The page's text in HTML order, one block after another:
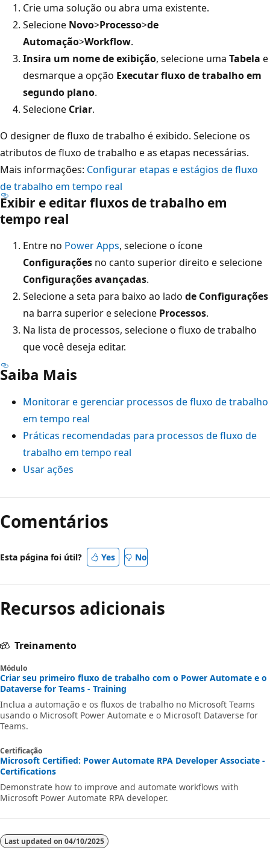
Crie uma solução ou abra uma existente.
Selecione Novo>Processo>de
Automação>Workflow.
Insira um nome de exibição, selecione uma Tabela e
desmarque a opção Executar fluxo de trabalho em
segundo plano.
Selecione Criar.
O designer de fluxo de trabalho é exibido. Selecione os
atributos de fluxo de trabalho e as etapas necessárias.
Mais informações: Configurar etapas e estágios de fluxo
de trabalho em tempo real
Exibir e editar fluxos de trabalho em
tempo real
Entre no Power Apps, selecione o ícone
Configurações no canto superior direito e selecione
Configurações avançadas.
Selecione a seta para baixo ao lado de Configurações
na barra superior e selecione Processos.
Na lista de processos, selecione o fluxo de trabalho
que você deseja editar.
Saiba Mais
Monitorar e gerenciar processos de fluxo de trabalho
em tempo real
Práticas recomendadas para processos de fluxo de
trabalho em tempo real
Usar ações
Modo
de
leitura
Comentários
Esta página foi útil? Yes No
Recursos adicionais
Treinamento
Módulo
Criar seu primeiro fluxo de trabalho com o Power Automate e o
Dataverse for Teams - Training
Inclua a automação e os fluxos de trabalho no Microsoft Teams
usando o Microsoft Power Automate e o Microsoft Dataverse for
Teams.
Certificação
Microsoft Certified: Power Automate RPA Developer Associate -
Certifications
Demonstrate how to improve and automate workflows with
Microsoft Power Automate RPA developer.
Last updated on 04/10/2025